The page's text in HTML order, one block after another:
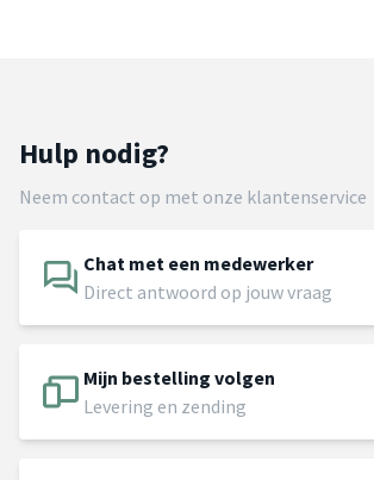
Hulp nodig?
Neem contact op met onze klantenservice
Chat met een medewerker
Direct antwoord op jouw vraag
Mijn bestelling volgen
Levering en zending